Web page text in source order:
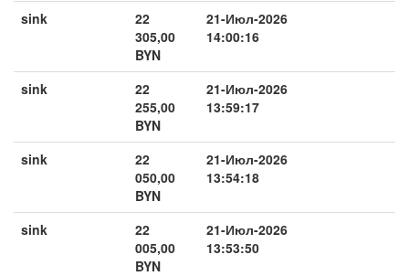
sink
22
305,00
BYN
21-Июл-2026
14:00:16
sink
22
255,00
BYN
21-Июл-2026
13:59:17
sink
22
050,00
BYN
21-Июл-2026
13:54:18
sink
22
005,00
BYN
21-Июл-2026
13:53:50